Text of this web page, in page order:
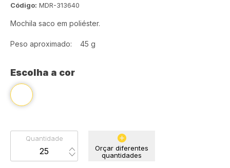
Código: MDR-313640
Mochila saco em poliéster.
Peso aproximado: 45 g
Escolha a cor
Quantidade
Orçar diferentes
quantidades